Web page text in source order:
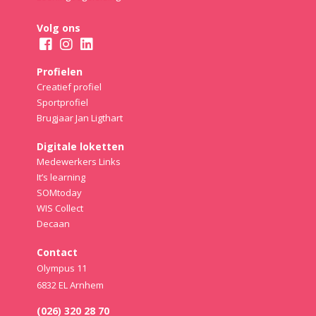
Volg ons
Profielen
Creatief profiel
Sportprofiel
Brugjaar Jan Ligthart
Digitale loketten
Medewerkers Links
It’s learning
SOMtoday
WIS Collect
Decaan
Contact
Olympus 11
6832 EL Arnhem
(026) 320 28 70